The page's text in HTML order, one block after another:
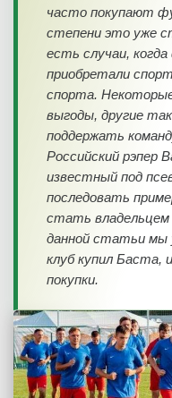
часто покупают
степени это уже
есть случаи,
приобретали
спорта.
выгоды, другие
поддержать
Российский рэпер
известный под
последовать
стать владельцем
данной статьи мы
клуб купил Баста,
покупки.